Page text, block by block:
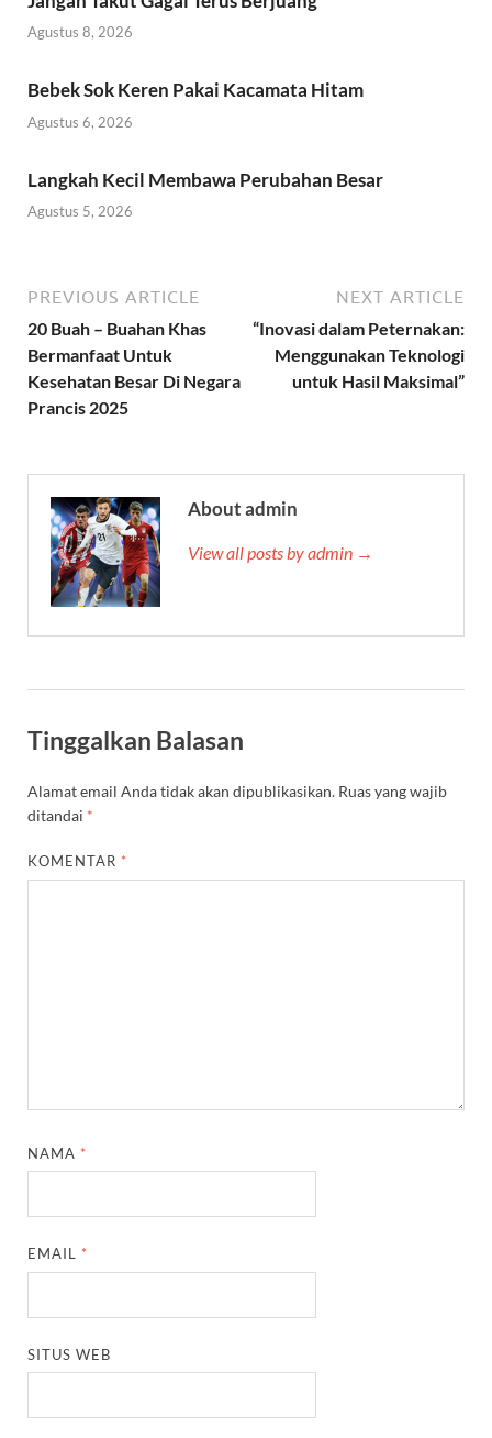
Agustus 8, 2026
Bebek Sok Keren Pakai Kacamata Hitam
Agustus 6, 2026
Langkah Kecil Membawa Perubahan Besar
Agustus 5, 2026
PREVIOUS ARTICLE
20 Buah – Buahan Khas
Bermanfaat Untuk
Kesehatan Besar Di Negara
Prancis 2025
NEXT ARTICLE
“Inovasi dalam Peternakan:
Menggunakan Teknologi
untuk Hasil Maksimal”
About admin
View all posts by admin →
Tinggalkan Balasan
Alamat email Anda tidak akan dipublikasikan. Ruas yang wajib
ditandai *
KOMENTAR *
NAMA *
EMAIL *
SITUS WEB